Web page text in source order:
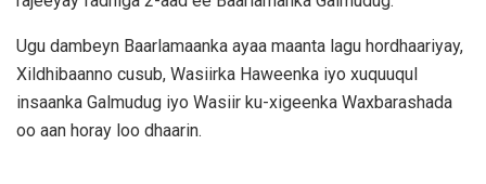
Ugu dambeyn Baarlamaanka ayaa maanta lagu hordhaariyay,
Xildhibaanno cusub, Wasiirka Haweenka iyo xuquuqul
insaanka Galmudug iyo Wasiir ku-xigeenka Waxbarashada
oo aan horay loo dhaarin.